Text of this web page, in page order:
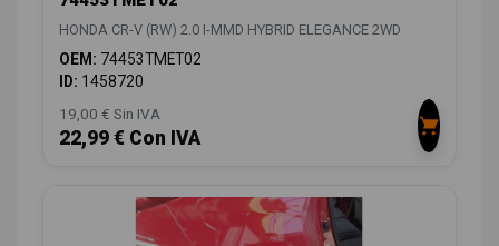
HONDA CR-V (RW) 2.0 I-MMD HYBRID ELEGANCE 2WD
OEM: 74453TMET02
ID: 1458720
19,00 € Sin IVA
22,99 € Con IVA